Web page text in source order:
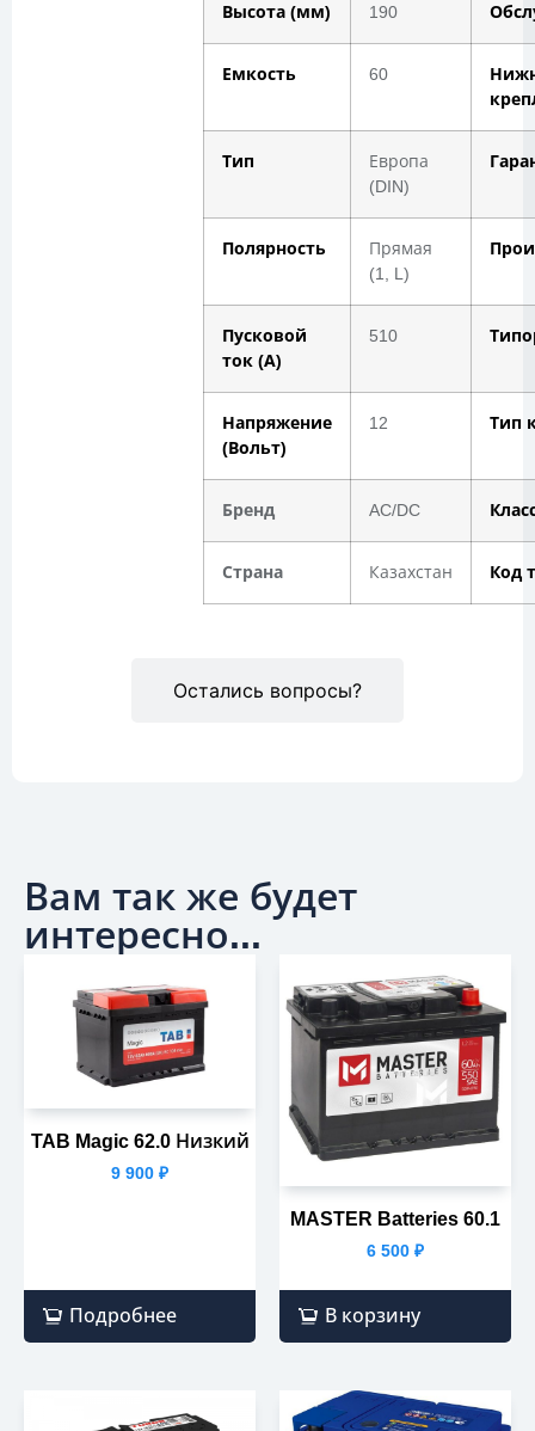
Остались вопросы?
Высота (мм) 190
Емкость 60
Тип
Европа
(DIN)
Полярность
Прямая
(1, L)
Пусковой
ток (А)
510
Напряжение
(Вольт)
12 Тип
Бренд AC/DC
Страна Казахстан Код
Вам так же будет
интересно...
TAB Magic 62.0 Низкий
9 900 ₽
Подробнее
MASTER Batteries 60.1
6 500 ₽
В корзину